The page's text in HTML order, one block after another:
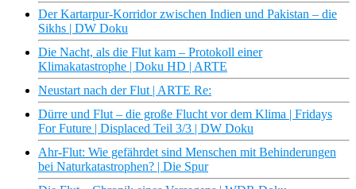
Der Kartarpur-Korridor zwischen Indien und Pakistan – die
Sikhs | DW Doku
Die Nacht, als die Flut kam – Protokoll einer
Klimakatastrophe | Doku HD | ARTE
Neustart nach der Flut | ARTE Re:
Dürre und Flut – die große Flucht vor dem Klima | Fridays
For Future | Displaced Teil 3/3 | DW Doku
Ahr-Flut: Wie gefährdet sind Menschen mit Behinderungen
bei Naturkatastrophen? | Die Spur